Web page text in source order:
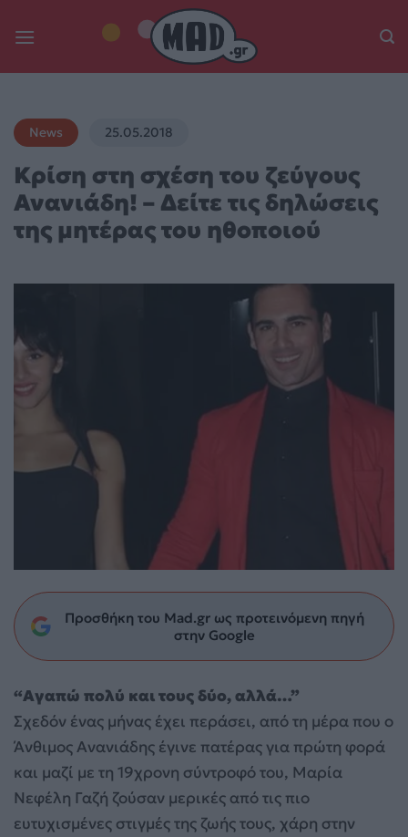
News 25.05.2018
Κρίση στη σχέση του ζεύγους
Ανανιάδη! – Δείτε τις δηλώσεις
της μητέρας του ηθοποιού
Προσθήκη του Mad.gr ως προτεινόμενη πηγή
στην Google
“Αγαπώ πολύ και τους δύο, αλλά…”
Σχεδόν ένας μήνας έχει περάσει, από τη μέρα που ο
Άνθιμος Ανανιάδης έγινε πατέρας για πρώτη φορά
και μαζί με τη 19χρονη σύντροφό του, Μαρία
Νεφέλη Γαζή ζούσαν μερικές από τις πιο
ευτυχισμένες στιγμές της ζωής τους, χάρη στην